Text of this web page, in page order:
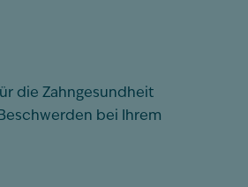
die Zahngesundheit
bei Ihrem